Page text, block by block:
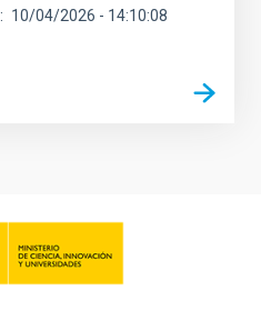
10/04/2026 - 14:10:08